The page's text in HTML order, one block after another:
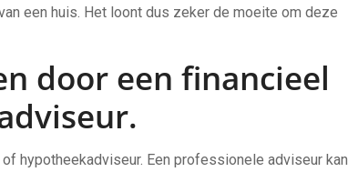
een huis. Het loont dus zeker de moeite om deze
door een financieel
hypotheekadviseur. Een professionele adviseur kan